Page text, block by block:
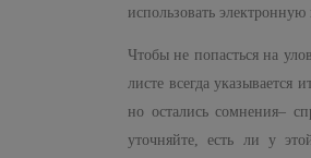
использовать
Чтобы не попасться на
листе всегда
но остались сомнения–
уточняйте, есть ли у